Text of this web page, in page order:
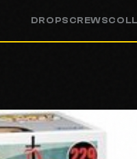
DROPS CREWS